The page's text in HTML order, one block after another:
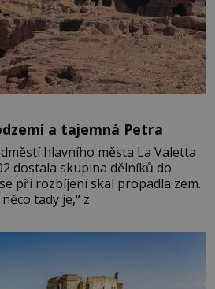
a tajemná Petra
hlavního města La Valetta
dostala skupina dělníků do
při rozbíjení skal propadla zem.
tady je,“ z